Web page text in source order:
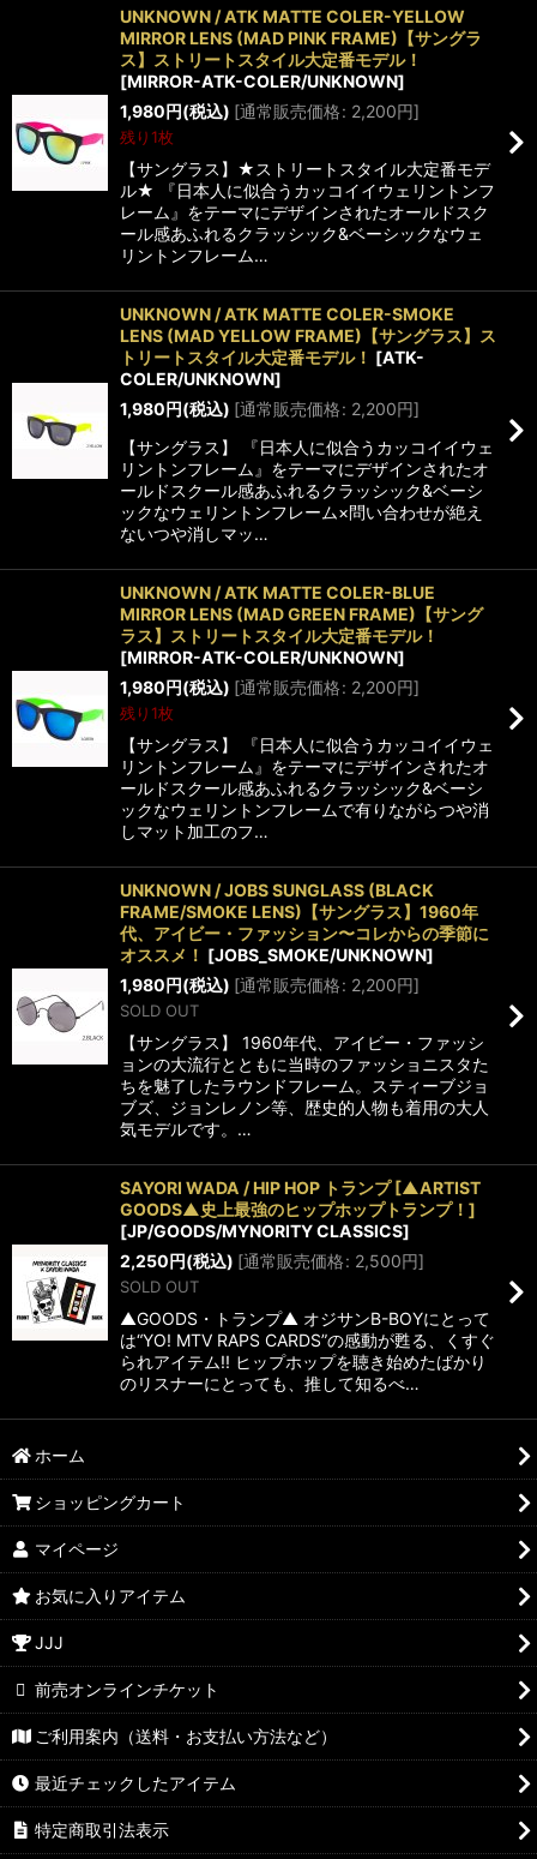
UNKNOWN / ATK MATTE COLER-YELLOW
MIRROR LENS (MAD PINK FRAME)【サングラ
ス】ストリートスタイル大定番モデル！
[MIRROR-ATK-COLER/UNKNOWN]
1,980円(税込) [通常販売価格: 2,200円]
残り1枚
【サングラス】★ストリートスタイル大定番モデ
ル★ 『日本人に似合うカッコイイウェリントンフ
レーム』をテーマにデザインされたオールドスク
ール感あふれるクラッシック&ベーシックなウェ
リントンフレーム…
UNKNOWN / ATK MATTE COLER-SMOKE
LENS (MAD YELLOW FRAME)【サングラス】ス
トリートスタイル大定番モデル！ [ATK-
COLER/UNKNOWN]
1,980円(税込) [通常販売価格: 2,200円]
【サングラス】 『日本人に似合うカッコイイウェ
リントンフレーム』をテーマにデザインされたオ
ールドスクール感あふれるクラッシック&ベーシ
ックなウェリントンフレーム×問い合わせが絶え
ないつや消しマッ…
UNKNOWN / ATK MATTE COLER-BLUE
MIRROR LENS (MAD GREEN FRAME)【サング
ラス】ストリートスタイル大定番モデル！
[MIRROR-ATK-COLER/UNKNOWN]
1,980円(税込) [通常販売価格: 2,200円]
残り1枚
【サングラス】 『日本人に似合うカッコイイウェ
リントンフレーム』をテーマにデザインされたオ
ールドスクール感あふれるクラッシック&ベーシ
ックなウェリントンフレームで有りながらつや消
しマット加工のフ…
UNKNOWN / JOBS SUNGLASS (BLACK
FRAME/SMOKE LENS)【サングラス】1960年
代、アイビー・ファッション〜コレからの季節に
オススメ！ [JOBS_SMOKE/UNKNOWN]
1,980円(税込) [通常販売価格: 2,200円]
SOLD OUT
【サングラス】 1960年代、アイビー・ファッシ
ョンの大流行とともに当時のファッショニスタた
ちを魅了したラウンドフレーム。スティーブジョ
ブズ、ジョンレノン等、歴史的人物も着用の大人
気モデルです。…
SAYORI WADA / HIP HOP トランプ [▲ARTIST
GOODS▲史上最強のヒップホップトランプ！]
[JP/GOODS/MYNORITY CLASSICS]
2,250円(税込) [通常販売価格: 2,500円]
SOLD OUT
▲GOODS・トランプ▲ オジサンB-BOYにとって
は“YO! MTV RAPS CARDS”の感動が甦る、くすぐ
られアイテム!! ヒップホップを聴き始めたばかり
のリスナーにとっても、推して知るべ…
ホーム
ショッピングカート
マイページ
お気に入りアイテム
JJJ
前売オンラインチケット
ご利用案内（送料・お支払い方法など）
最近チェックしたアイテム
特定商取引法表示